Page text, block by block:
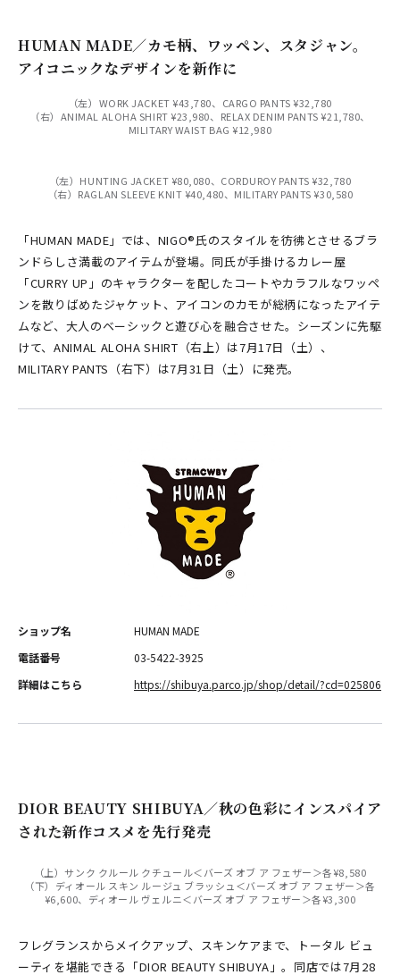
HUMAN MADE／カモ柄、ワッペン、スタジャン。
アイコニックなデザインを新作に
（左）WORK JACKET ¥43,780、CARGO PANTS ¥32,780
（右）ANIMAL ALOHA SHIRT ¥23,980、RELAX DENIM PANTS ¥21,780、
MILITARY WAIST BAG ¥12,980
（左）HUNTING JACKET ¥80,080、CORDUROY PANTS ¥32,780
（右）RAGLAN SLEEVE KNIT ¥40,480、MILITARY PANTS ¥30,580
「HUMAN MADE」では、NIGO®氏のスタイルを彷彿とさせるブラ
ンドらしさ満載のアイテムが登場。同氏が手掛けるカレー屋
「CURRY UP」のキャラクターを配したコートやカラフルなワッペ
ンを散りばめたジャケット、アイコンのカモが総柄になったアイテ
ムなど、大人のベーシックと遊び心を融合させた。シーズンに先駆
けて、ANIMAL ALOHA SHIRT（右上）は7月17日（土）、
MILITARY PANTS（右下）は7月31日（土）に発売。
ショップ名
HUMAN MADE
電話番号
03-5422-3925
詳細はこちら
https://shibuya.parco.jp/shop/detail/?cd=025806
DIOR BEAUTY SHIBUYA／秋の色彩にインスパイア
された新作コスメを先行発売
（上）サンク クルール クチュール＜バーズ オブ ア フェザー＞各¥8,580
（下）ディオール スキン ルージュ ブラッシュ＜バーズ オブ ア フェザー＞各
¥6,600、ディオール ヴェルニ＜バーズ オブ ア フェザー＞各¥3,300
フレグランスからメイクアップ、スキンケアまで、トータル ビュ
ーティを堪能できる「DIOR BEAUTY SHIBUYA」。同店では7月28